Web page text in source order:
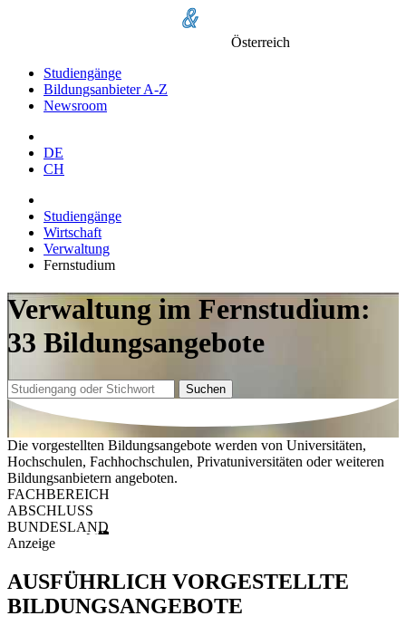
Österreich
Studiengänge
Bildungsanbieter A-Z
Newsroom
DE
CH
Studiengänge
Wirtschaft
Verwaltung
Fernstudium
Verwaltung im Fernstudium:
33 Bildungsangebote
Suchen
Die vorgestellten Bildungsangebote werden von Universitäten,
Hochschulen, Fachhochschulen, Privatuniversitäten oder weiteren
Bildungsanbietern angeboten.
FACHBEREICH
ABSCHLUSS
BUNDESLAND
Anzeige
AUSFÜHRLICH VORGESTELLTE
BILDUNGSANGEBOTE